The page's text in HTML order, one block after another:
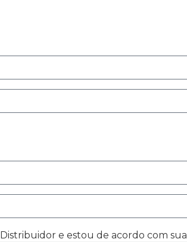
e estou de acordo com sua